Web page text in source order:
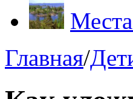
Главная/